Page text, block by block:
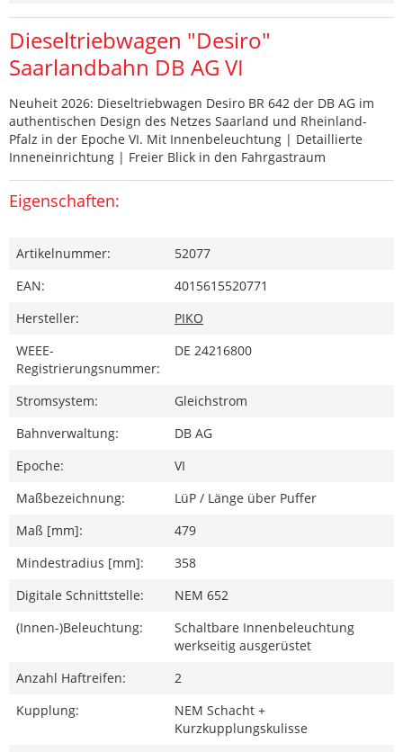
Dieseltriebwagen "Desiro"
Saarlandbahn DB AG VI
Neuheit 2026: Dieseltriebwagen Desiro BR 642 der DB AG im
authentischen Design des Netzes Saarland und Rheinland-
Pfalz in der Epoche VI. Mit Innenbeleuchtung | Detaillierte
Inneneinrichtung | Freier Blick in den Fahrgastraum
Eigenschaften:
Artikelnummer:
52077
EAN:
4015615520771
Hersteller:
PIKO
WEEE-
Registrierungsnummer:
DE 24216800
Stromsystem:
Gleichstrom
Bahnverwaltung:
DB AG
Epoche:
VI
Maßbezeichnung:
LüP / Länge über Puffer
Maß [mm]:
479
Mindestradius [mm]:
358
Digitale Schnittstelle:
NEM 652
(Innen-)Beleuchtung:
Schaltbare Innenbeleuchtung
werkseitig ausgerüstet
Anzahl Haftreifen:
2
Kupplung:
NEM Schacht +
Kurzkupplungskulisse